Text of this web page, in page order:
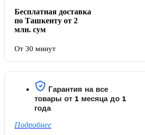
Бесплатная доставка
по Ташкенту от 2
млн. сум
От 30 минут
Гарантия на все
товары от 1 месяца до 1
года
Подробнее